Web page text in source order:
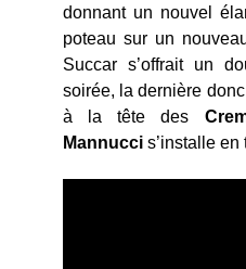
donnant un nouvel
poteau sur un
Succar s’offrait un
soirée, la dernière
à la tête des
Mannucci s’installe en